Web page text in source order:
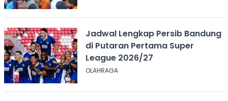
Jadwal Lengkap Persib Bandung
di Putaran Pertama Super
League 2026/27
OLAHRAGA